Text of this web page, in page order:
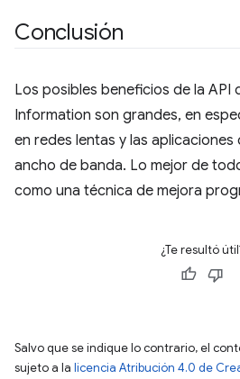
Conclusión
Los posibles beneficios de la API
Information son grandes, en
en redes lentas y las
ancho de banda. Lo mejor de
como una técnica de mejora
¿Te resultó
Salvo que se indique lo contrario, el
sujeto a la licencia Atribución 4.0 de